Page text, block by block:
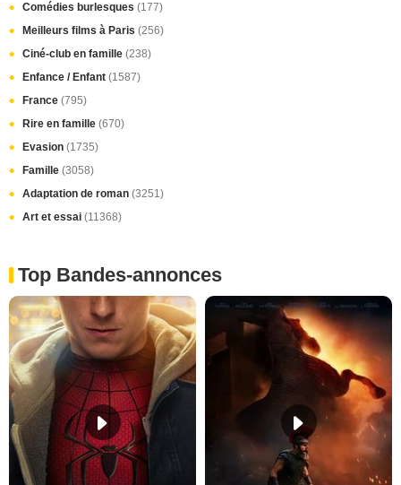
Comédies burlesques (177)
Meilleurs films à Paris (256)
Ciné-club en famille (238)
Enfance / Enfant (1587)
France (795)
Rire en famille (670)
Evasion (1735)
Famille (3058)
Adaptation de roman (3251)
Art et essai (11368)
Top Bandes-annonces